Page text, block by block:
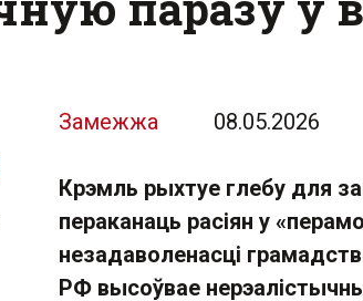
Замежжа 08.05.2026
Крэмль рыхтуе глебу для
пераканаць расіян у
незадаволенасці
РФ высоўвае